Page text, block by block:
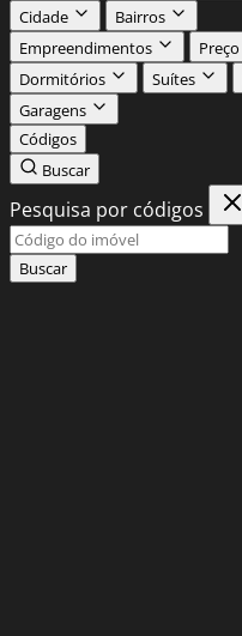
Cidade
Bairros
Empreendimentos
Preço
Dormitórios
Suítes
Garagens
Códigos
Buscar
Pesquisa por códigos
Buscar